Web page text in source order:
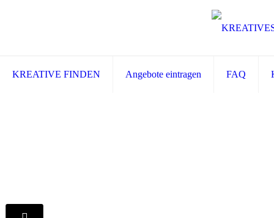
KREATIVE FINDEN Angebote eintragen FAQ